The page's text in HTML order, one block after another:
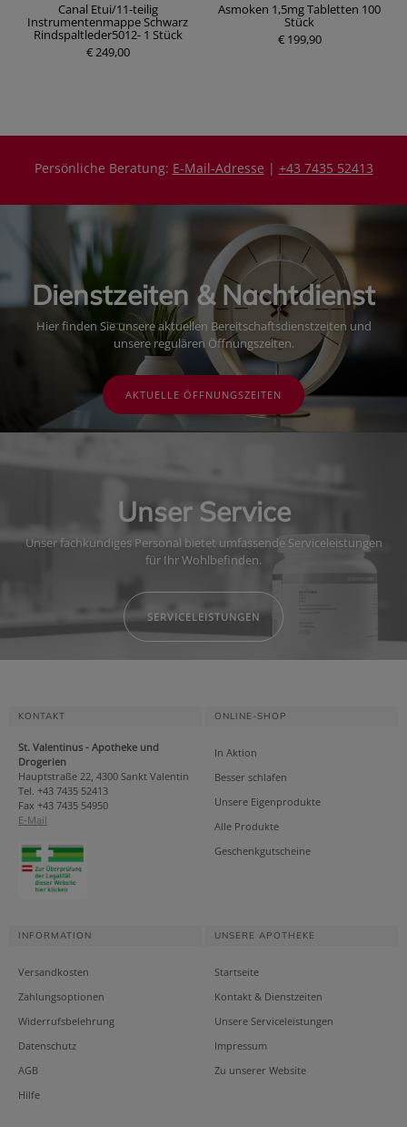
Canal Etui/11-teilig
Instrumentenmappe Schwarz
Rindspaltleder5012- 1 Stück
€ 249,00
Asmoken 1,5mg Tabletten 100
Stück
€ 199,90
P
r
Persönliche Beratung: E-Mail-Adresse | +43 7435 52413
Dienstzeiten & Nachtdienst
Hier finden Sie unsere aktuellen Bereitschaftsdienstzeiten und
unsere regulären Öffnungszeiten.
AKTUELLE ÖFFNUNGSZEITEN
Unser Service
Unser fachkundiges Personal bietet umfassende Serviceleistungen
für Ihr Wohlbefinden.
SERVICELEISTUNGEN
KONTAKT
St. Valentinus - Apotheke und
Drogerien
Hauptstraße 22, 4300 Sankt Valentin
Tel. +43 7435 52413
Fax +43 7435 54950
E-Mail
ONLINE-SHOP
In Aktion
Besser schlafen
Unsere Eigenprodukte
Alle Produkte
Geschenkgutscheine
INFORMATION
Versandkosten
Zahlungsoptionen
Widerrufsbelehrung
Datenschutz
AGB
Hilfe
UNSERE APOTHEKE
Startseite
Kontakt & Dienstzeiten
Unsere Serviceleistungen
Impressum
Zu unserer Website